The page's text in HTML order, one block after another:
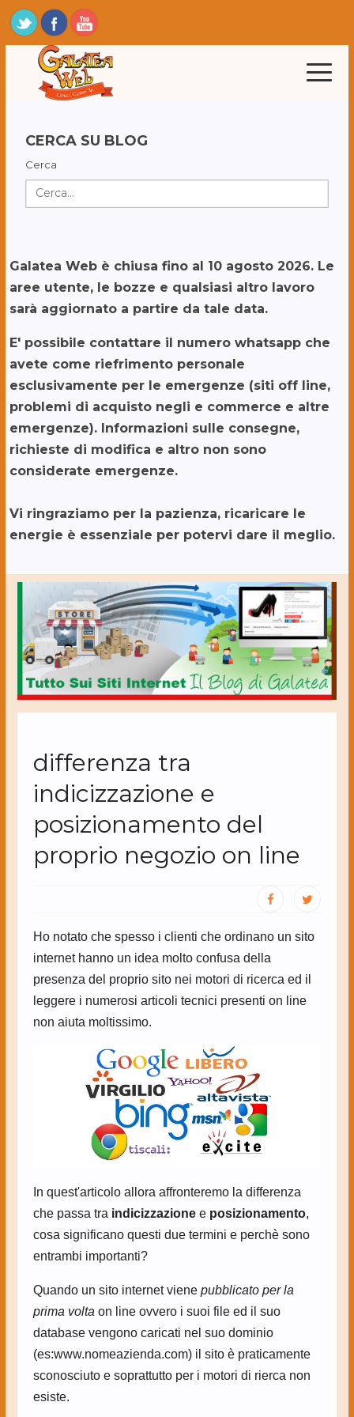
CERCA SU BLOG
Cerca
Galatea Web è chiusa fino al 10 agosto 2026. Le
aree utente, le bozze e qualsiasi altro lavoro
sarà aggiornato a partire da tale data.
E' possibile contattare il numero whatsapp che
avete come riefrimento personale
esclusivamente per le emergenze (siti off line,
problemi di acquisto negli e commerce e altre
emergenze). Informazioni sulle consegne,
richieste di modifica e altro non sono
considerate emergenze.
Vi ringraziamo per la pazienza, ricaricare le
energie è essenziale per potervi dare il meglio.
differenza tra
indicizzazione e
posizionamento del
proprio negozio on line
Ho notato che spesso i clienti che ordinano un sito
internet hanno un idea molto confusa della
presenza del proprio sito nei motori di ricerca ed il
leggere i numerosi articoli tecnici presenti on line
non aiuta moltissimo.
In quest'articolo allora affronteremo la differenza
che passa tra indicizzazionee posizionamento,
cosa significano questi due termini e perchè sono
entrambi importanti?
Quando un sito internet viene pubblicato per la
prima volta on line ovvero i suoi file ed il suo
database vengono caricati nel suo dominio
(es:www.nomeazienda.com) il sito è praticamente
sconosciuto e soprattutto per i motori di rierca non
esiste.